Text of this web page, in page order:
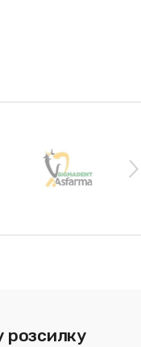
розсилку